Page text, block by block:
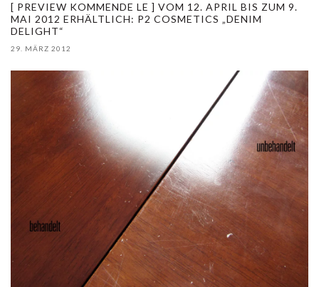
[ PREVIEW KOMMENDE LE ] VOM 12. APRIL BIS ZUM 9.
MAI 2012 ERHÄLTLICH: P2 COSMETICS „DENIM
DELIGHT“
29. MÄRZ 2012